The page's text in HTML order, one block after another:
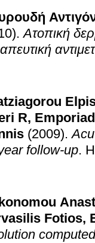
.Ατοπική
R,
(2009).
follow-up.
Fotios,